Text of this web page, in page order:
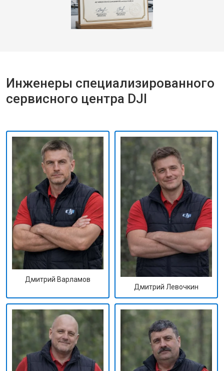
Инженеры специализированного
сервисного центра DJI
Дмитрий Варламов
Дмитрий Левочкин